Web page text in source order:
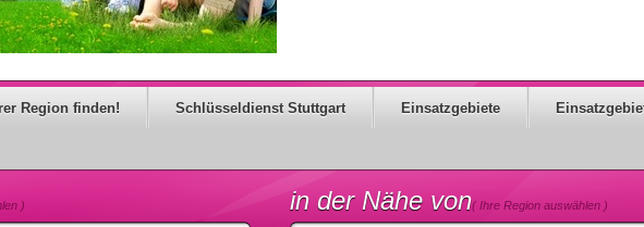
Region finden! Schlüsseldienst Stuttgart Einsatzgebiete
) in der Nähe von( Ihre Region auswählen )